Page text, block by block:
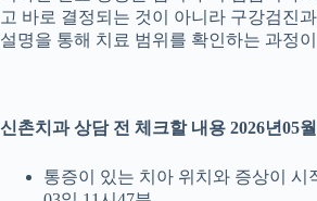
고 바로 결정되는 것이 아니라 구강검진
설명을 통해 치료 범위를 확인하는 과정
신촌치과 상담 전 체크할 내용 2026년05
통증이 있는 치아 위치와 증상이 시